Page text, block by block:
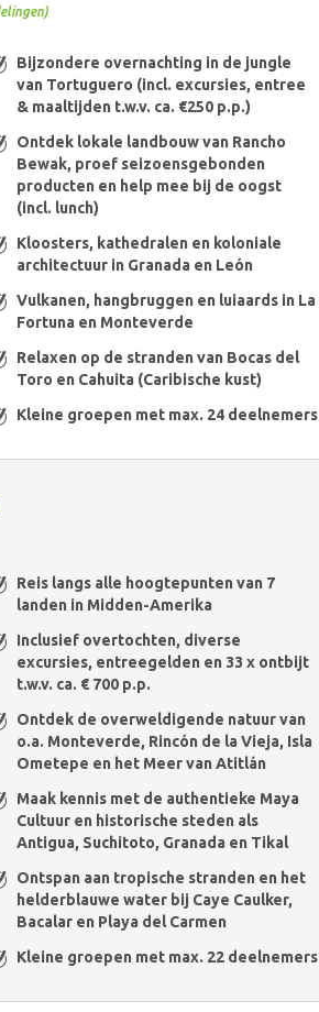
Bijzondere overnachting in de jungle
van Tortuguero (incl. excursies, entree
& maaltijden t.w.v. ca. €250 p.p.)
Ontdek lokale landbouw van Rancho
Bewak, proef seizoensgebonden
producten en help mee bij de oogst
(incl. lunch)
Kloosters, kathedralen en koloniale
architectuur in Granada en León
Vulkanen, hangbruggen en luiaards in La
Fortuna en Monteverde
Relaxen op de stranden van Bocas del
Toro en Cahuita (Caribische kust)
Kleine groepen met max. 24 deelnemers
Reis langs alle hoogtepunten van 7
landen in Midden-Amerika
Inclusief overtochten, diverse
excursies, entreegelden en 33 x ontbijt
t.w.v. ca. € 700 p.p.
Ontdek de overweldigende natuur van
o.a. Monteverde, Rincón de la Vieja, Isla
Ometepe en het Meer van Atitlán
Maak kennis met de authentieke Maya
Cultuur en historische steden als
Antigua, Suchitoto, Granada en Tikal
Ontspan aan tropische stranden en het
helderblauwe water bij Caye Caulker,
Bacalar en Playa del Carmen
Kleine groepen met max. 22 deelnemers